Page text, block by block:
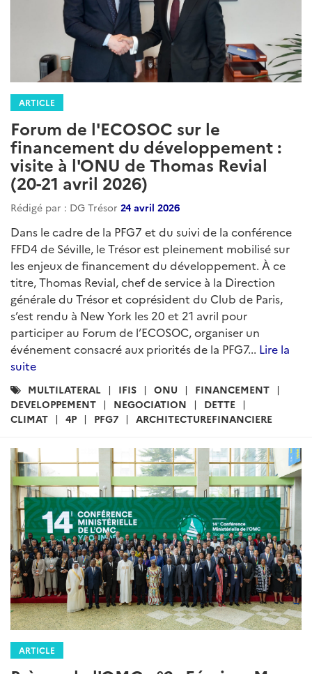
ARTICLE
Forum de l'ECOSOC sur le
financement du développement :
visite à l'ONU de Thomas Revial
(20-21 avril 2026)
Rédigé par : DG Trésor 24 avril 2026
Dans le cadre de la PFG7 et du suivi de la conférence
FFD4 de Séville, le Trésor est pleinement mobilisé sur
les enjeux de financement du développement. À ce
titre, Thomas Revial, chef de service à la Direction
générale du Trésor et coprésident du Club de Paris,
s’est rendu à New York les 20 et 21 avril pour
participer au Forum de l’ECOSOC, organiser un
événement consacré aux priorités de la PFG7... Lire la
suite
Catégories
:
MULTILATERAL IFIS ONU
FINANCEMENT
DEVELOPPEMENT
NEGOCIATION
DETTE
CLIMAT
4P PFG7 ARCHITECTUREFINANCIERE
ARTICLE